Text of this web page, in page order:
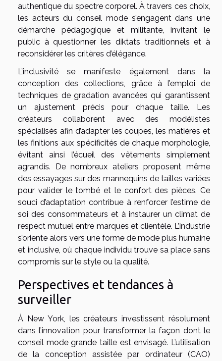
authentique du spectre corporel. À travers ces choix,
les acteurs du conseil mode s’engagent dans une
démarche pédagogique et militante, invitant le
public à questionner les diktats traditionnels et à
reconsidérer les critères d’élégance.
L’inclusivité se manifeste également dans la
conception des collections, grâce à l’emploi de
techniques de gradation avancées qui garantissent
un ajustement précis pour chaque taille. Les
créateurs collaborent avec des modélistes
spécialisés afin d’adapter les coupes, les matières et
les finitions aux spécificités de chaque morphologie,
évitant ainsi l’écueil des vêtements simplement
agrandis. De nombreux ateliers proposent même
des essayages sur des mannequins de tailles variées
pour valider le tombé et le confort des pièces. Ce
souci d’adaptation contribue à renforcer l’estime de
soi des consommateurs et à instaurer un climat de
respect mutuel entre marques et clientèle. L’industrie
s’oriente alors vers une forme de mode plus humaine
et inclusive, où chaque individu trouve sa place sans
compromis sur le style ou la qualité.
Perspectives et tendances à
surveiller
À New York, les créateurs investissent résolument
dans l’innovation pour transformer la façon dont le
conseil mode grande taille est envisagé. L’utilisation
de la conception assistée par ordinateur (CAO)